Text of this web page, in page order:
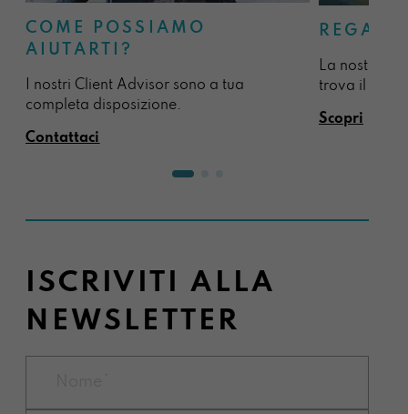
COME POSSIAMO
AIUTARTI?
I nostri Client Advisor sono a tua
completa disposizione.
Contattaci
La nostra
trova il
Scopri
ISCRIVITI ALLA
NEWSLETTER